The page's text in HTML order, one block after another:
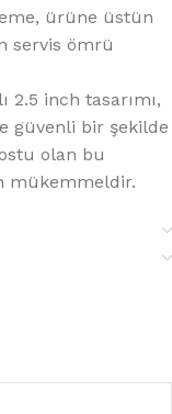
ürüne üstün
servis ömrü
2.5 inch tasarımı,
güvenli bir şekilde
olan bu
mükemmeldir.